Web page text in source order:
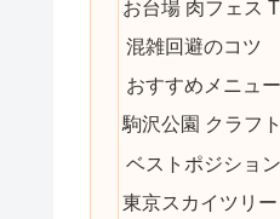
お台場 肉フェス
混雑回避のコツ
おすすめメニュー
駒沢公園 クラフ
ベストポジショ
東京スカイツリ